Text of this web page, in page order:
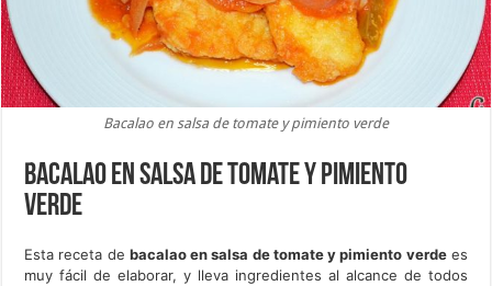
Bacalao en salsa de tomate y pimiento verde
Bacalao en salsa de tomate y pimiento
verde
Esta receta de bacalao en salsa de tomate y pimiento verdees
muy fácil de elaborar, y lleva ingredientes al alcance de todos